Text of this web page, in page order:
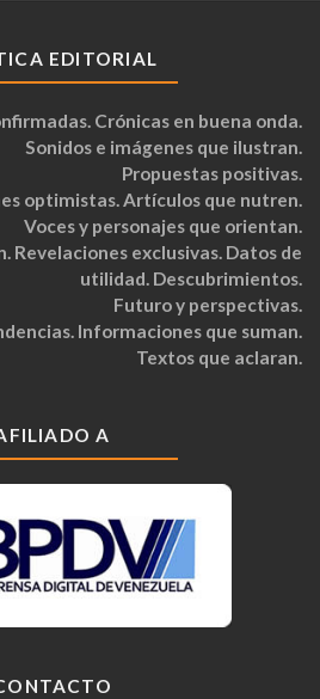
EDITORIAL
Crónicas en buena onda.
Sonidos e imágenes que ilustran.
Propuestas positivas.
optimistas. Artículos que nutren.
Voces y personajes que orientan.
Revelaciones exclusivas. Datos de
utilidad. Descubrimientos.
Futuro y perspectivas.
Informaciones que suman.
Textos que aclaran.
A